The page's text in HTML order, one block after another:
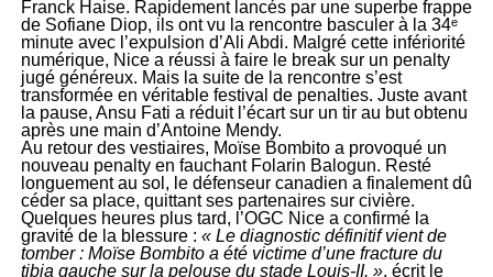
Franck Haise. Rapidement lancés par une superbe frappe
de Sofiane Diop, ils ont vu la rencontre basculer à la 34ᵉ
minute avec l’expulsion d’Ali Abdi. Malgré cette infériorité
numérique, Nice a réussi à faire le break sur un penalty
jugé généreux. Mais la suite de la rencontre s’est
transformée en véritable festival de penalties. Juste avant
la pause, Ansu Fati a réduit l’écart sur un tir au but obtenu
après une main d’Antoine Mendy.
Au retour des vestiaires, Moïse Bombito a provoqué un
nouveau penalty en fauchant Folarin Balogun. Resté
longuement au sol, le défenseur canadien a finalement dû
céder sa place, quittant ses partenaires sur civière.
Quelques heures plus tard, l’OGC Nice a confirmé la
gravité de la blessure : « Le diagnostic définitif vient de
tomber : Moïse Bombito a été victime d’une fracture du
tibia gauche sur la pelouse du stade Louis-II. », écrit le